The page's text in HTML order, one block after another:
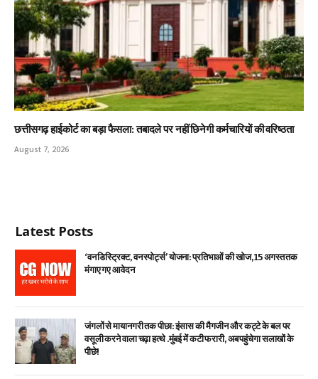
छत्तीसगढ़ हाईकोर्ट का बड़ा फैसला: तबादले पर नहीं छिनेगी कर्मचारियों की वरिष्ठता
August 7, 2026
Latest Posts
‘वन डिस्ट्रिक्ट, वन स्पोर्ट्स’ योजना: प्रतिभाओं की खोज, 15 अगस्त तक
मंगाए गए आवेदन
जंगलों से मायानगरी तक पीछा: इंसास की मैगजीन और कट्टे के बल पर
वसूली करने वाला चढ़ा हत्थे .मुंबई में कटी फरारी, अब पहुंचेगा सलाखों के
पीछे!